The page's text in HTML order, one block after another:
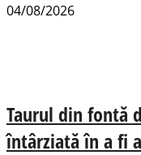
04/08/2026
Taurul din fontă
întârziată în a fi